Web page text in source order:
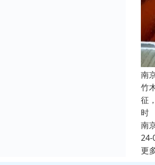
南
竹
征
时
南
24-
更